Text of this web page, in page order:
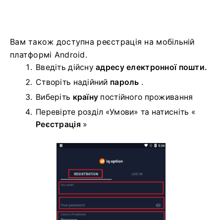
Вам також доступна реєстрація на мобільній
платформі Android.
Введіть дійснуадресу електронної пошти.
Створіть надійний пароль .
Виберіть країну постійного проживання
Перевірте розділ «Умови» та натисніть «
Реєстрація »